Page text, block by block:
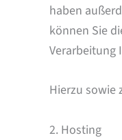
haben
können Sie
Verarbeitung
Hierzu sowie
2. Hosting